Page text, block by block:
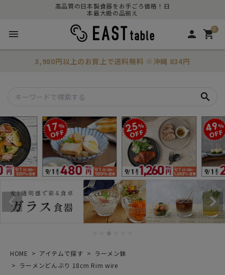
高品質の日本製食器をお手ごろ価格！日
本最大級の品揃え
menu person 0
shopping_cart
3,980円以上のお買上で送料無料 ※沖縄 834円
search
HOME アイテムで探す
ラーメン鉢
ラーメンどんぶり 18cm Rim wire